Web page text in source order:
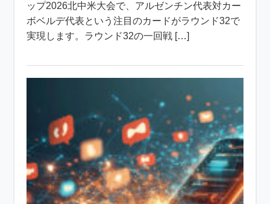
ップ2026北中米大会で、アルゼンチン代表対カー
ボベルデ代表という注目のカードがラウンド32で
実現します。ラウンド32の一回戦 […]